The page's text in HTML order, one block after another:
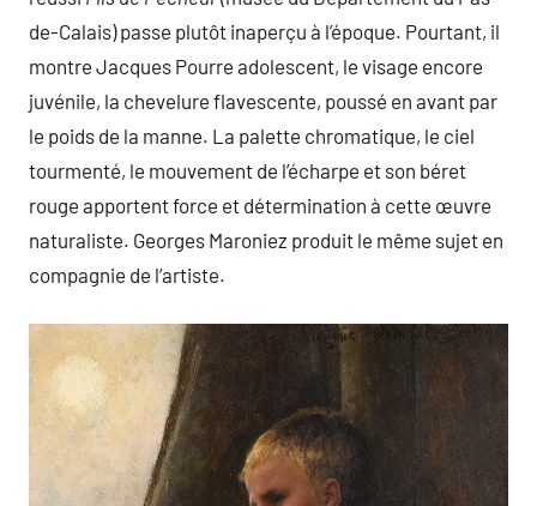
de-Calais) passe plutôt inaperçu à l’époque. Pourtant, il
montre Jacques Pourre adolescent, le visage encore
juvénile, la chevelure flavescente, poussé en avant par
le poids de la manne. La palette chromatique, le ciel
tourmenté, le mouvement de l’écharpe et son béret
rouge apportent force et détermination à cette œuvre
naturaliste. Georges Maroniez produit le même sujet en
compagnie de l’artiste.